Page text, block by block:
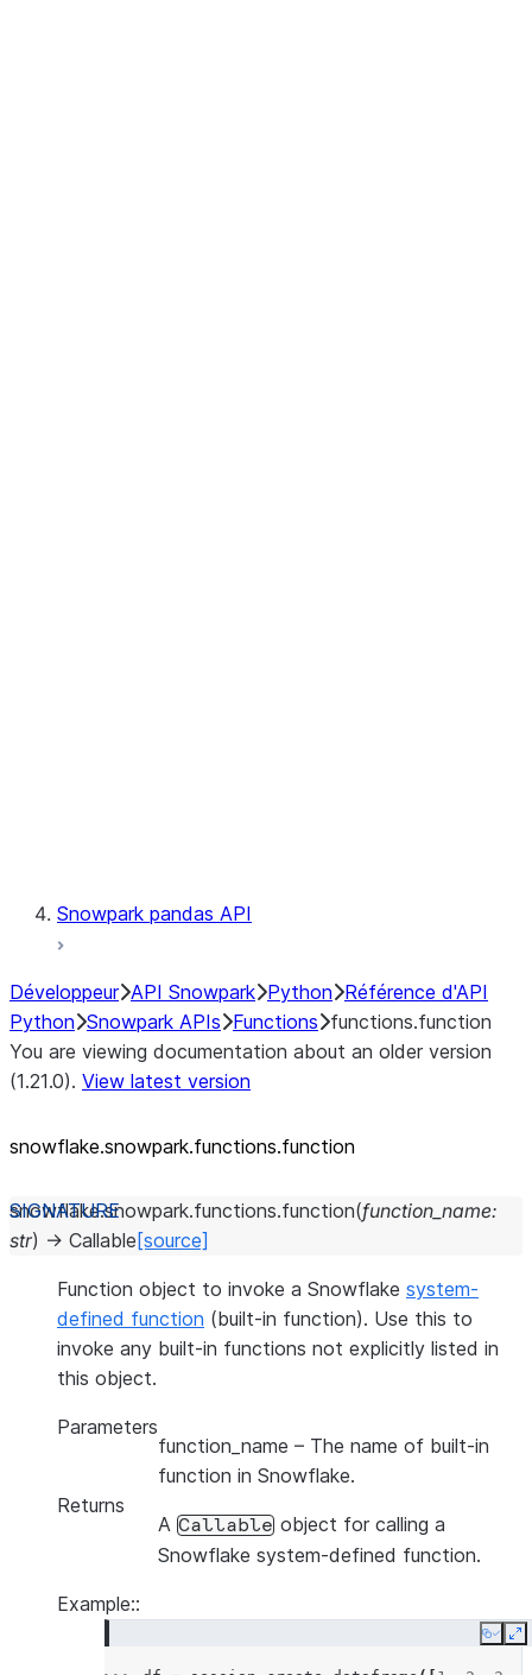
Snowpark pandas API
Développeur API Snowpark Python Référence d'API
Python Snowpark APIs Functions functions.function
You are viewing documentation about an older version
(1.21.0). View latest version
snowflake.snowpark.functions.function
snowflake.snowpark.functions.function(function_name:
str) → Callable [source]
Function object to invoke a Snowflake system-
defined function (built-in function). Use this to
invoke any built-in functions not explicitly listed in
this object.
Parameters
function_name – The name of built-in
function in Snowflake.
Returns
A Callable object for calling a
Snowflake system-defined function.
Example::
Copy